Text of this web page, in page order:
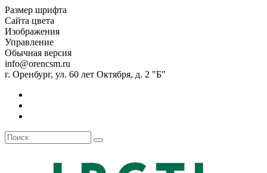
Размер шрифта
Сайта цвета
Изображения
Управление
Обычная версия
info@orencsm.ru
г. Оренбург, ул. 60 лет Октября, д. 2 "Б"